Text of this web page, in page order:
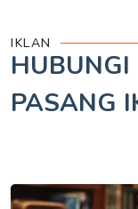
IKLAN
HUBUNGI
PASANG